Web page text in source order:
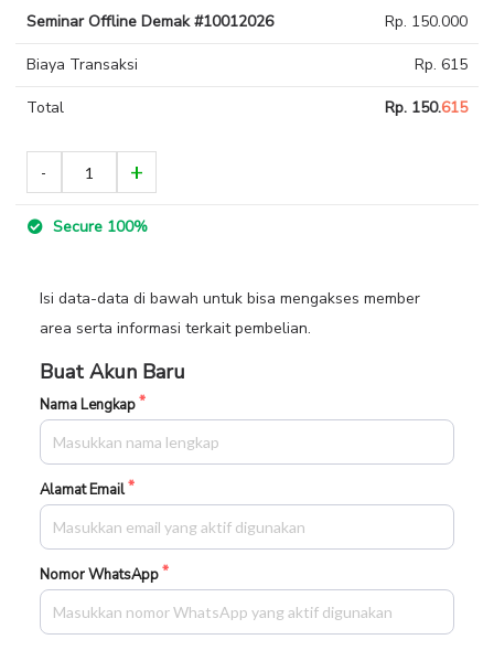
Seminar Offline Demak #10012026 Rp. 150.000
Biaya Transaksi Rp. 615
Total Rp. 150.615
Secure 100%
Isi data-data di bawah untuk bisa mengakses member
area serta informasi terkait pembelian.
Buat Akun Baru
Nama Lengkap
Alamat Email
Nomor WhatsApp